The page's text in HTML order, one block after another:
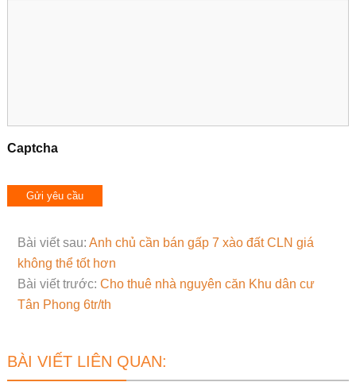
Captcha
Bài viết sau: Anh chủ cần bán gấp 7 xào đất CLN giá
không thể tốt hơn
Bài viết trước: Cho thuê nhà nguyên căn Khu dân cư
Tân Phong 6tr/th
BÀI VIẾT LIÊN QUAN: